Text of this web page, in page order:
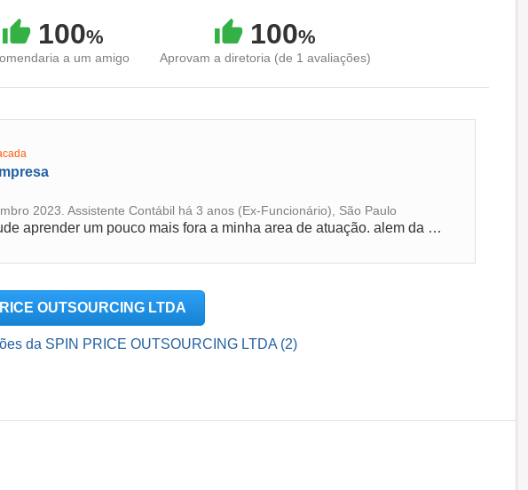
100%
a um amigo
100%
Aprovam a diretoria (de 1 avaliações)
2023. Assistente Contábil há 3 anos (Ex-Funcionário), São Paulo
Empresa que pude aprender um pouco mais fora a minha area de atuação. alem da area contabíl, tive a oportunidade desenvolver conhecimento na...
OUTSOURCING LTDA
da SPIN PRICE OUTSOURCING LTDA (2)